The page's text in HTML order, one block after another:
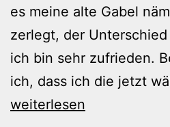
es meine alte Gabel
zerlegt, der
ich bin sehr zufrieden.
ich, dass ich die jetzt
weiterlesen